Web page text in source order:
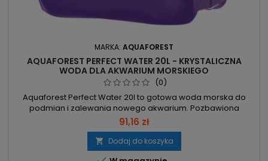
MARKA: AQUAFOREST
AQUAFOREST PERFECT WATER 20L - KRYSTALICZNA
WODA DLA AKWARIUM MORSKIEGO
(0)
Aquaforest Perfect Water 20l to gotowa woda morska do
podmian i zalewania nowego akwarium. Pozbawiona
zanieczyszczeń i zawierająca istotne mikroelementy wspiera
wzrost i wybarwienie koralowców. 20 l – gotowy zapas do
szybkich podmian i napełniania. Pozbawiona
zanieczyszczeń – wspomaga naturalne oczyszczanie
91,16 zł
 Dodaj do koszyka